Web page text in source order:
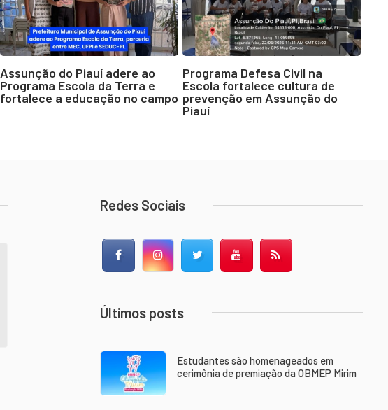
Assunção do Piauí adere ao
Programa Escola da Terra e
fortalece a educação no campo
Programa Defesa Civil na
Escola fortalece cultura de
prevenção em Assunção do
Piauí
Redes Sociais
FacebookInstagram Twitter YouTube
Últimos posts
Estudantes são homenageados em
cerimônia de premiação da OBMEP Mirim